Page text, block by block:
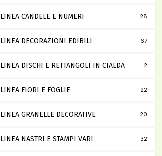
LINEA CANDELE E NUMERI 28
LINEA DECORAZIONI EDIBILI 67
LINEA DISCHI E RETTANGOLI IN CIALDA 2
LINEA FIORI E FOGLIE 22
LINEA GRANELLE DECORATIVE 20
LINEA NASTRI E STAMPI VARI 32